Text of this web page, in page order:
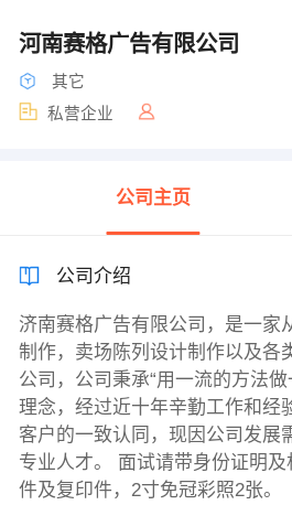
河南赛格广告有限公司
其它
私营企业
公司主页
公司介绍
济南赛格广告有限公司，是一家
制作，卖场陈列设计制作以及各
公司，公司秉承“用一流的方法
理念，经过近十年辛勤工作和经
客户的一致认同，现因公司发展
专业人才。 面试请带身份证明
件及复印件，2寸免冠彩照2张。